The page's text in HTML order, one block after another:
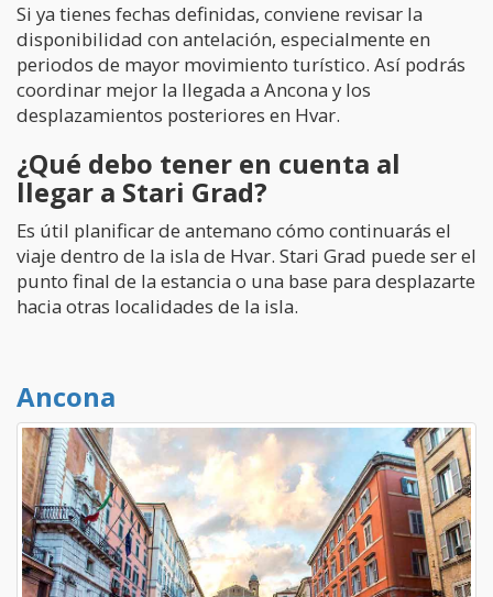
Si ya tienes fechas definidas, conviene revisar la
disponibilidad con antelación, especialmente en
periodos de mayor movimiento turístico. Así podrás
coordinar mejor la llegada a Ancona y los
desplazamientos posteriores en Hvar.
¿Qué debo tener en cuenta al
llegar a Stari Grad?
Es útil planificar de antemano cómo continuarás el
viaje dentro de la isla de Hvar. Stari Grad puede ser el
punto final de la estancia o una base para desplazarte
hacia otras localidades de la isla.
Ancona